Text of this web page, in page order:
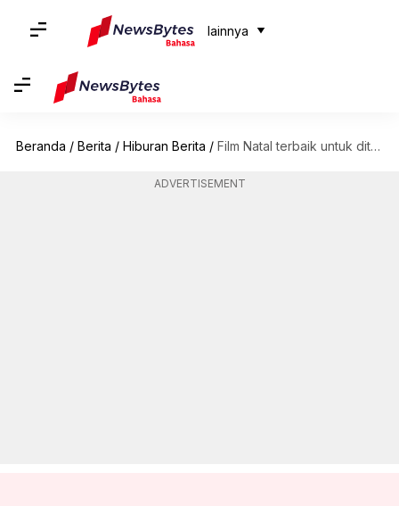
lainnya
Beranda / Berita / Hiburan Berita / Film Natal terbaik untuk ditonton di Amazon Prime Video
ADVERTISEMENT